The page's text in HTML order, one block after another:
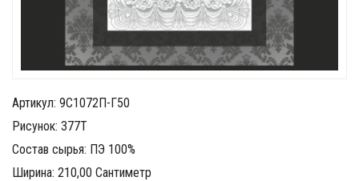
Артикул: 9С1072П-Г50
Рисунок: 377Т
Состав сырья: ПЭ 100%
Ширина: 210,00 Сантиметр